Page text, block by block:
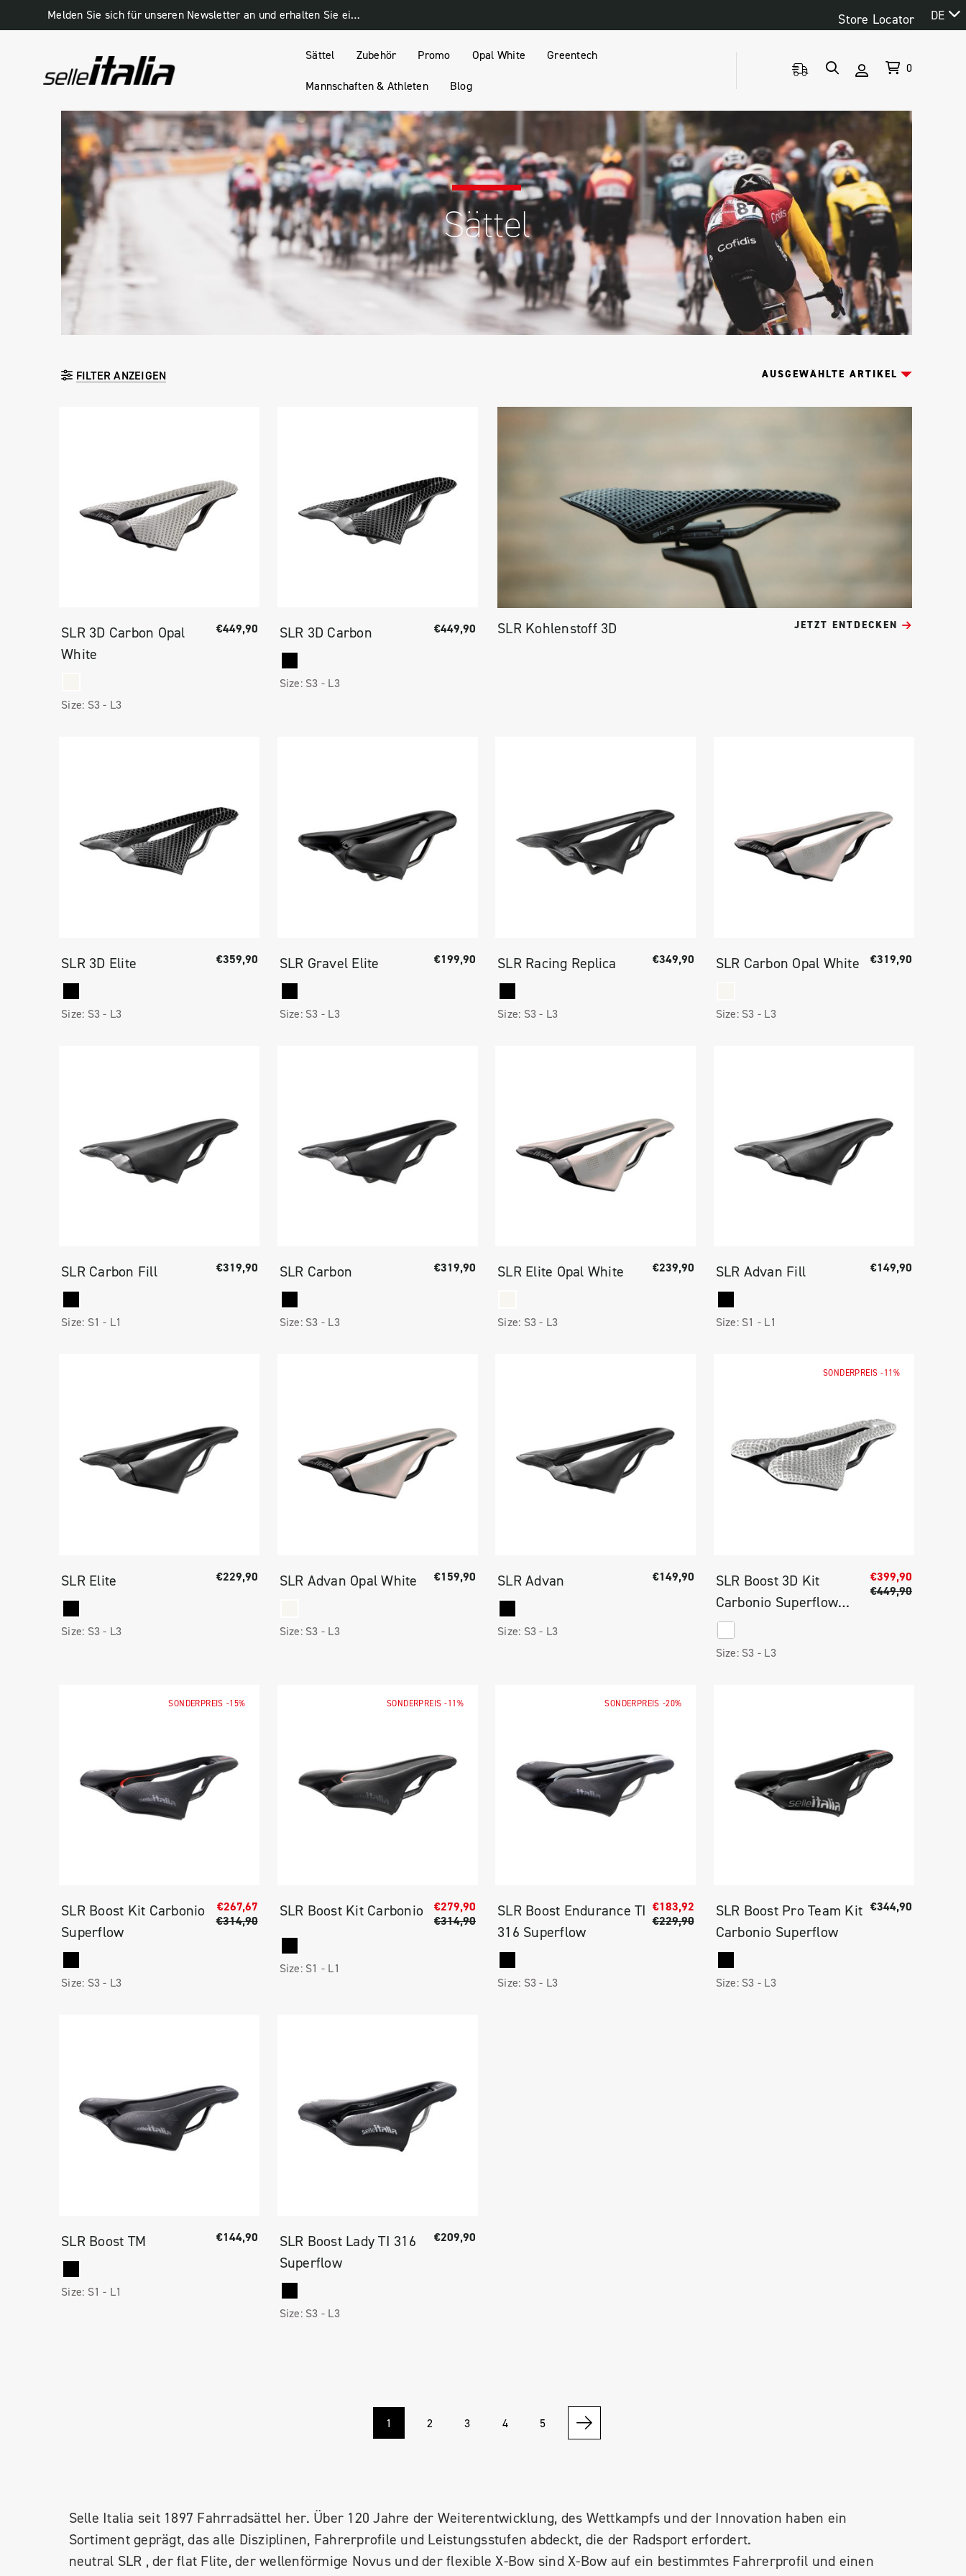
Melden Sie sich für unseren Newsletter an und erhalten Sie einen 10% Rabatt-Gutschein Store Locator DE
Sättel Zubehör Promo Opal White Greentech
Mannschaften & Athleten Blog
0
Sättel
FILTER ANZEIGEN
SLR 3D Carbon Opal
White
€449,90
Size: S3 - L3
SLR 3D Carbon €449,90
Size: S3 - L3
SLR Kohlenstoff 3D JETZT ENTDECKEN
SLR 3D Elite €359,90
Size: S3 - L3
SLR Gravel Elite €199,90
Size: S3 - L3
SLR Racing Replica €349,90
Size: S3 - L3
SLR Carbon Opal White €319,90
Size: S3 - L3
SLR Carbon Fill €319,90
Size: S1 - L1
SLR Carbon €319,90
Size: S3 - L3
SLR Elite Opal White €239,90
Size: S3 - L3
SLR Advan Fill €149,90
Size: S1 - L1
SLR Elite €229,90
Size: S3 - L3
SLR Advan Opal White €159,90
Size: S3 - L3
SLR Advan €149,90
Size: S3 - L3
SONDERPREIS -11%
SLR Boost 3D Kit
Carbonio Superflow
White
€449,90
€399,90
Size: S3 - L3
SONDERPREIS -15%
SLR Boost Kit Carbonio
Superflow
€314,90
€267,67
Size: S3 - L3
SONDERPREIS -11%
SLR Boost Kit Carbonio
€314,90
€279,90
Size: S1 - L1
SONDERPREIS -20%
SLR Boost Endurance TI
316 Superflow
€229,90
€183,92
Size: S3 - L3
SLR Boost Pro Team Kit
Carbonio Superflow
€344,90
Size: S3 - L3
SLR Boost TM €144,90
Size: S1 - L1
SLR Boost Lady TI 316
Superflow
€209,90
Size: S3 - L3
1 2 3 4 5
Selle Italia seit 1897 Fahrradsättel her. Über 120 Jahre der Weiterentwicklung, des Wettkampfs und der Innovation haben ein
Sortiment geprägt, das alle Disziplinen, Fahrerprofile und Leistungsstufen abdeckt, die der Radsport erfordert.
neutral SLR , der flat Flite, der wellenförmige Novus und der flexible X-Bow sind X-Bow auf ein bestimmtes Fahrerprofil und einen